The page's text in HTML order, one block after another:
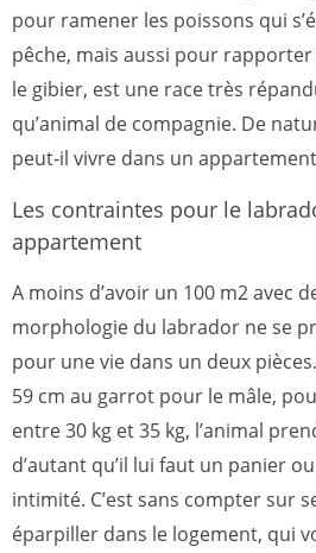
pour ramener les poissons qui
pêche, mais aussi pour
le gibier, est une race très
qu’animal de compagnie. De
peut-il vivre dans un
Les contraintes pour le
appartement
A moins d’avoir un 100 m2 avec
morphologie du labrador ne se
pour une vie dans un deux
59 cm au garrot pour le mâle,
entre 30 kg et 35 kg, l’animal
d’autant qu’il lui faut un panier
intimité. C’est sans compter sur
éparpiller dans le logement, qui